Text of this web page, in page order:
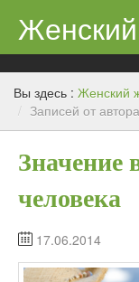
Дети
Домашний очаг
Новости
Вы здесь : Женский
/ Записей от
Значение
человека
17.06.2014